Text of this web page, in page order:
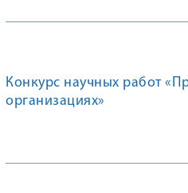
Конкурс научных работ
организациях»